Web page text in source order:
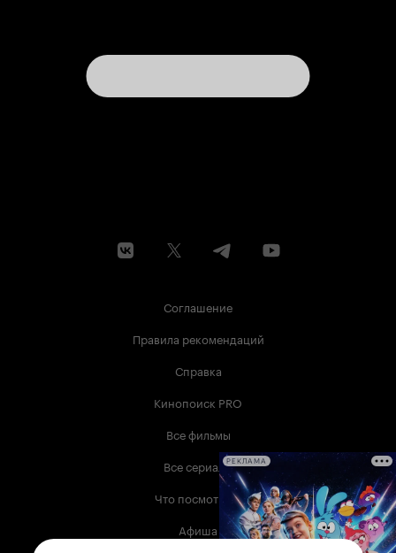
Соглашение
Правила рекомендаций
Справка
Кинопоиск PRO
Все фильмы
Все сериалы
Что посмотреть
Афиша
РЕКЛАМА